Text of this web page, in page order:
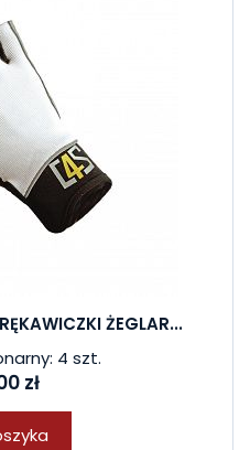
ŻEGLAR...
4 szt.
zł